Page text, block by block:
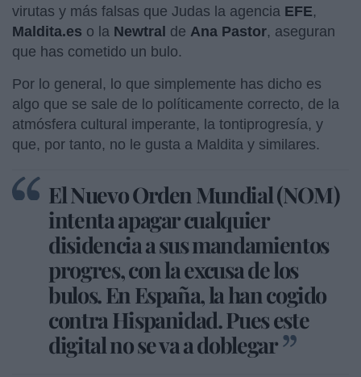
virutas y más falsas que Judas la agencia EFE,
Maldita.es o la Newtral de Ana Pastor, aseguran
que has cometido un bulo.
Por lo general, lo que simplemente has dicho es
algo que se sale de lo políticamente correcto, de la
atmósfera cultural imperante, la tontiprogresía, y
que, por tanto, no le gusta a Maldita y similares.
El Nuevo Orden Mundial (NOM)
intenta apagar cualquier
disidencia a sus mandamientos
progres, con la excusa de los
bulos. En España, la han cogido
contra Hispanidad. Pues este
digital no se va a doblegar